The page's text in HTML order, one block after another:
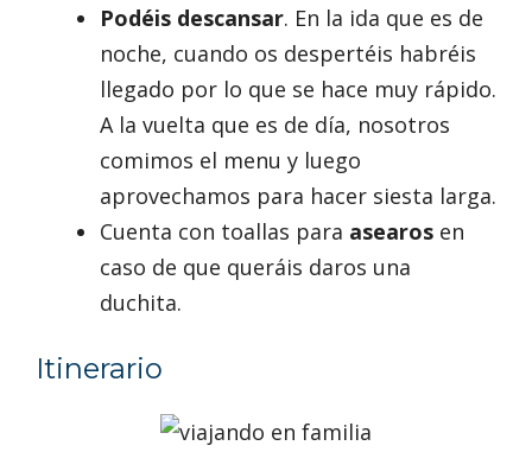
Podéis descansar. En la ida que es de
noche, cuando os despertéis habréis
llegado por lo que se hace muy rápido.
A la vuelta que es de día, nosotros
comimos el menu y luego
aprovechamos para hacer siesta larga.
Cuenta con toallas para asearos en
caso de que queráis daros una
duchita.
Itinerario